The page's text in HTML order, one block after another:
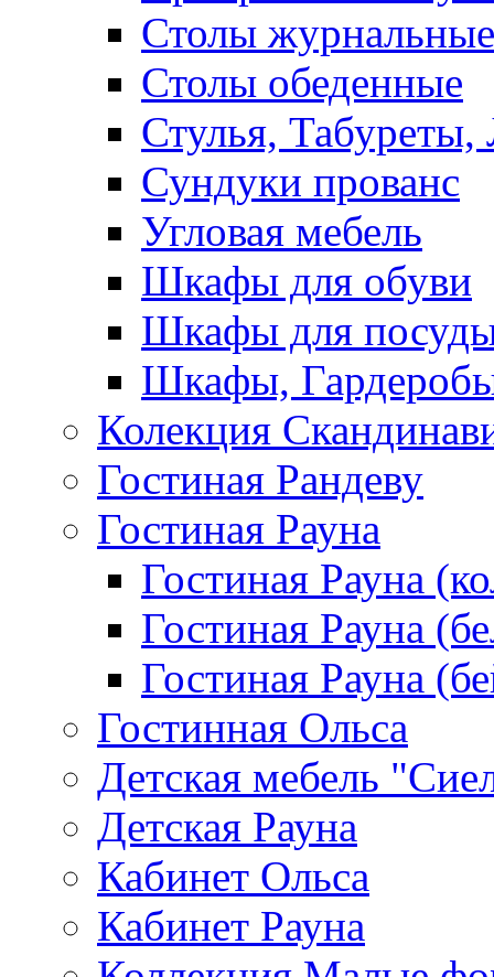
Столы журнальные
Столы обеденные
Стулья, Табуреты,
Сундуки прованс
Угловая мебель
Шкафы для обуви
Шкафы для
Шкафы,
Колекция
Гостиная Рандеву
Гостиная Рауна
Гостиная Рауна
Гостиная Рауна
Гостиная Рауна
Гостинная Ольса
Детская мебель
Детская Рауна
Кабинет Ольса
Кабинет Рауна